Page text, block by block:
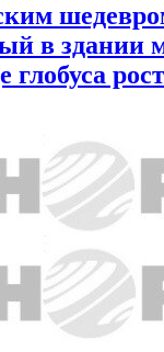
в здании
глобуса